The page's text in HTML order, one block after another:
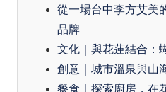
從一場台中李方艾美
品牌
文化｜與花蓮結合：
創意｜城市溫泉與山
餐食｜探索廚房，在